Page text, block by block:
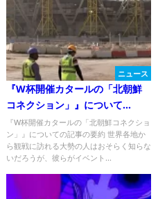
ニュース
『W杯開催カタールの「北朝鮮
コネクション」』について
Twitterの反応
『W杯開催カタールの「北朝鮮コネクショ
ン」』についての記事の要約 世界各地か
ら観戦に訪れる大勢の人はおそらく知らな
いだろうが、彼らがイベント...